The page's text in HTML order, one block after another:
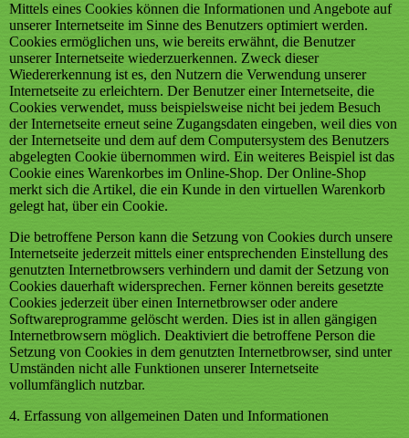
Mittels eines Cookies können die Informationen und Angebote auf
unserer Internetseite im Sinne des Benutzers optimiert werden.
Cookies ermöglichen uns, wie bereits erwähnt, die Benutzer
unserer Internetseite wiederzuerkennen. Zweck dieser
Wiedererkennung ist es, den Nutzern die Verwendung unserer
Internetseite zu erleichtern. Der Benutzer einer Internetseite, die
Cookies verwendet, muss beispielsweise nicht bei jedem Besuch
der Internetseite erneut seine Zugangsdaten eingeben, weil dies von
der Internetseite und dem auf dem Computersystem des Benutzers
abgelegten Cookie übernommen wird. Ein weiteres Beispiel ist das
Cookie eines Warenkorbes im Online-Shop. Der Online-Shop
merkt sich die Artikel, die ein Kunde in den virtuellen Warenkorb
gelegt hat, über ein Cookie.
Die betroffene Person kann die Setzung von Cookies durch unsere
Internetseite jederzeit mittels einer entsprechenden Einstellung des
genutzten Internetbrowsers verhindern und damit der Setzung von
Cookies dauerhaft widersprechen. Ferner können bereits gesetzte
Cookies jederzeit über einen Internetbrowser oder andere
Softwareprogramme gelöscht werden. Dies ist in allen gängigen
Internetbrowsern möglich. Deaktiviert die betroffene Person die
Setzung von Cookies in dem genutzten Internetbrowser, sind unter
Umständen nicht alle Funktionen unserer Internetseite
vollumfänglich nutzbar.
4. Erfassung von allgemeinen Daten und Informationen